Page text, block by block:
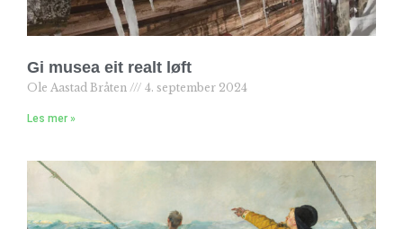
Gi musea eit realt løft
Ole Aastad Bråten 4. september 2024
Les mer »